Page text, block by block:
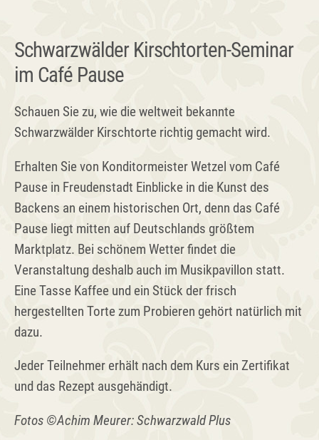
Schwarzwälder Kirschtorten-Seminar
im Café Pause
Schauen Sie zu, wie die weltweit bekannte
Schwarzwälder Kirschtorte richtig gemacht wird.
Erhalten Sie von Konditormeister Wetzel vom Café
Pause in Freudenstadt Einblicke in die Kunst des
Backens an einem historischen Ort, denn das Café
Pause liegt mitten auf Deutschlands größtem
Marktplatz. Bei schönem Wetter findet die
Veranstaltung deshalb auch im Musikpavillon statt.
Eine Tasse Kaffee und ein Stück der frisch
hergestellten Torte zum Probieren gehört natürlich mit
dazu.
Jeder Teilnehmer erhält nach dem Kurs ein Zertifikat
und das Rezept ausgehändigt.
Fotos ©Achim Meurer: Schwarzwald Plus